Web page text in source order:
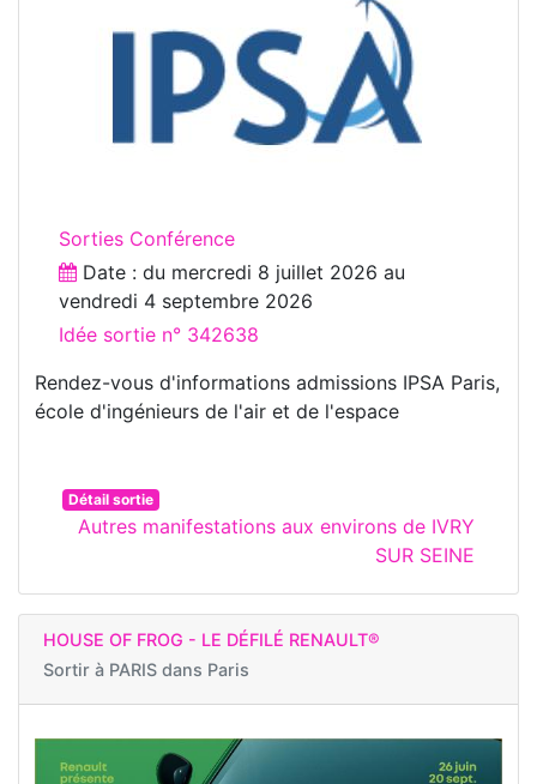
Sorties Conférence
Date : du mercredi 8 juillet 2026 au
vendredi 4 septembre 2026
Idée sortie n° 342638
Rendez-vous d'informations admissions IPSA Paris,
école d'ingénieurs de l'air et de l'espace
Détail sortie
Autres manifestations aux environs de IVRY
SUR SEINE
HOUSE OF FROG - LE DÉFILÉ RENAULT®
Sortir à PARIS dans Paris